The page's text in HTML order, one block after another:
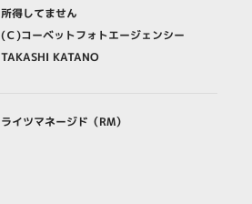
所得してません
(Ｃ)コーベットフォトエージェンシー
TAKASHI KATANO
ライツマネージド（RM）